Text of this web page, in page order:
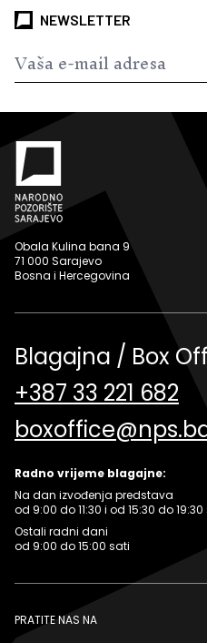
NEWSLETTER
Obala Kulina bana 9
71 000 Sarajevo
Bosna i Hercegovina
Blagajna / Box
+387 33 221 682
Radno vrijeme blagajne:
Na dan izvođenja predstava
od 9:00 do 11:30 i od 15:30 do
Ostali radni dani
od 9:00 do 15:00 sati
PRATITE NAS NA